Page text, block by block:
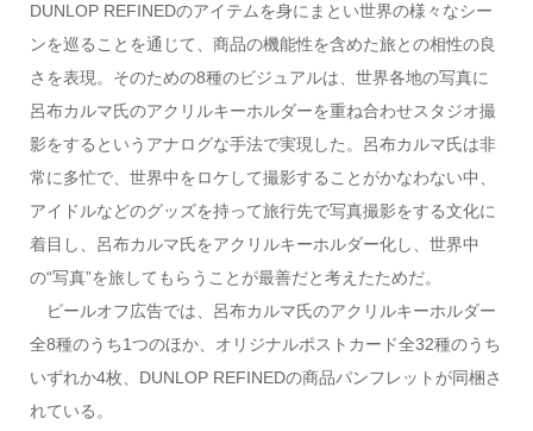
DUNLOP REFINEDのアイテムを身にまとい世界の様々なシー
ンを巡ることを通じて、商品の機能性を含めた旅との相性の良
さを表現。そのための8種のビジュアルは、世界各地の写真に
呂布カルマ氏のアクリルキーホルダーを重ね合わせスタジオ撮
影をするというアナログな手法で実現した。呂布カルマ氏は非
常に多忙で、世界中をロケして撮影することがかなわない中、
アイドルなどのグッズを持って旅行先で写真撮影をする文化に
着目し、呂布カルマ氏をアクリルキーホルダー化し、世界中
の“写真”を旅してもらうことが最善だと考えたためだ。
ピールオフ広告では、呂布カルマ氏のアクリルキーホルダー
全8種のうち1つのほか、オリジナルポストカード全32種のうち
いずれか4枚、DUNLOP REFINEDの商品パンフレットが同梱さ
れている。